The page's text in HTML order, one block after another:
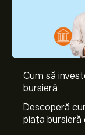
Cum să
bursieră
Descoperă
piața bursieră